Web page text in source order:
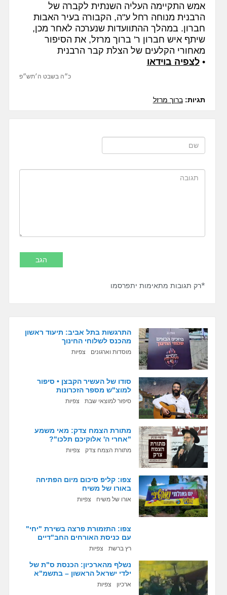
אמש התקיימה העליה השנתית לקברה של
הרבנית מנוחה רחל ע"ה, הקבורה בעיר האבות
חברון. במהלך ההתוועדות שנערכה לאחר מכן,
שיתף איש חברון ר' ברוך מרזל, את הסיפור
מאחורי הקלעים של הצלת קבר הרבנית
•לצפיה בוידאו
כ״ה בשבט ה׳תש״פ
תגיות:ברוך מרזל
*רק תגובות מתאימות יתפרסמו
התרגשות בתל אביב: תיעוד ראשון
מהכנס לשלוחי החינוך
מוסדות וארגונים צפיות
סודו של העשיר הקבצן • סיפור
למוצ"ש מספר הזכרונות
סיפור למוצאי שבת צפיות
מתורת הצמח צדק: מאי משמע
"אחרי ה' אלוקיכם תלכו"?
מתורת הצמח צדק צפיות
צפו: קליפ סיכום מיום הפתיחה
באורו של משיח
אורו של משיח צפיות
צפו: התזמורת פרצה בשירת "יחי"
עם כניסת האורחים החב"דיים
רץ ברשת צפיות
נשלף מהארכיון: הכנסת ס"ת של
ילדי ישראל הראשון – בתשמ"א
ארכיון צפיות